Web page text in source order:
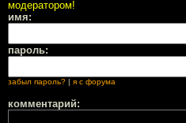
модератором!
имя:
пароль:
забыл пароль? | я с форума
комментарий: